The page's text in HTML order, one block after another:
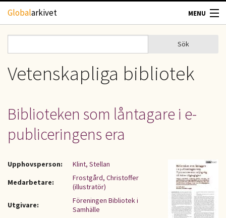
Hoppa till huvudinnehåll
Globalarkivet MENU
TIDSKRIFTER
UPPHOVSRÄTT
Sökformulär
Sök
Vetenskapliga bibliotek
Biblioteken som låntagare i e-
publiceringens era
Upphovsperson:
Klint, Stellan
Medarbetare:
Frostgård, Christoffer
(illustratör)
Utgivare:
Föreningen Bibliotek i
Samhälle